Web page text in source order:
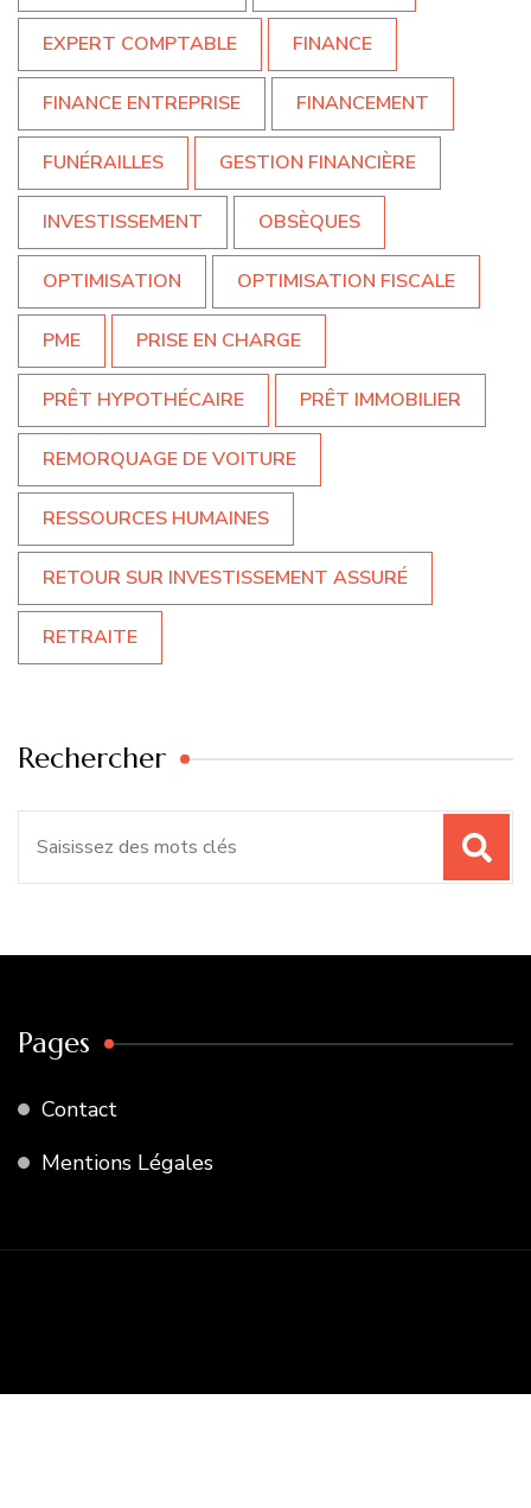
EXPERT COMPTABLE FINANCE
FINANCE ENTREPRISE FINANCEMENT
FUNÉRAILLES GESTION FINANCIÈRE
INVESTISSEMENT OBSÈQUES
OPTIMISATION OPTIMISATION FISCALE
PME PRISE EN CHARGE
PRÊT HYPOTHÉCAIRE PRÊT IMMOBILIER
REMORQUAGE DE VOITURE
RESSOURCES HUMAINES
RETOUR SUR INVESTISSEMENT ASSURÉ
RETRAITE
Rechercher
Pages
Contact
Mentions Légales